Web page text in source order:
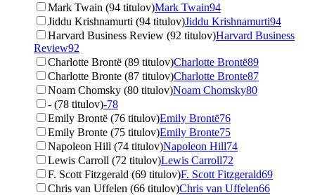
Mark Twain (94 titulov)Mark Twain94
Jiddu Krishnamurti (94 titulov)Jiddu Krishnamurti94
Harvard Business Review (92 titulov)Harvard Business
Review92
Charlotte Brontë (89 titulov)Charlotte Brontë89
Charlotte Bronte (87 titulov)Charlotte Bronte87
Noam Chomsky (80 titulov)Noam Chomsky80
- (78 titulov)-78
Emily Brontë (76 titulov)Emily Brontë76
Emily Bronte (75 titulov)Emily Bronte75
Napoleon Hill (74 titulov)Napoleon Hill74
Lewis Carroll (72 titulov)Lewis Carroll72
F. Scott Fitzgerald (69 titulov)F. Scott Fitzgerald69
Chris van Uffelen (66 titulov)Chris van Uffelen66